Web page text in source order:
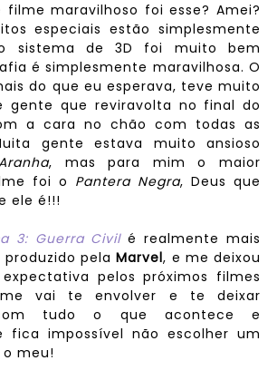
filme maravilhoso foi esse? Amei?
especiais estão simplesmente
o sistema de 3D foi muito bem
é simplesmente maravilhosa. O
do que eu esperava, teve muito
gente que reviravolta no final do
a cara no chão com todas as
gente estava muito ansioso
, mas para mim o maior
foi o Pantera Negra, Deus que
ele é!!!
3: Guerra Civilé realmente mais
pelaMarvel, e me deixou
pelos próximos filmes
vai te envolver e te deixar
tudo o que acontece e
fica impossível não escolher um
o meu!